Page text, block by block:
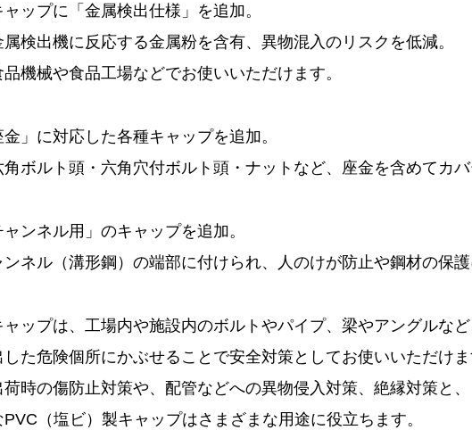
ャップに「金属検出仕様」を追加。
出機に反応する金属粉を含有、異物混入のリスクを低減。
械や食品工場などでお使いいただけます。
金」に対応した各種キャップを追加。
ルト頭・六角穴付ボルト頭・ナットなど、座金を含めてカバ
ャンネル用」のキャップを追加。
ネル（溝形鋼）の端部に付けられ、人のけが防止や鋼材の保護
ップは、工場内や施設内のボルトやパイプ、梁やアングルなど
した危険個所にかぶせることで安全対策としてお使いいただけま
荷時の傷防止対策や、配管などへの異物侵入対策、絶縁対策と、
PVC（塩ビ）製キャップはさまざまな用途に役立ちます。